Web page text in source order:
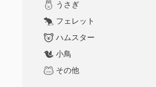
うさぎ
フェレット
ハムスター
小鳥
その他